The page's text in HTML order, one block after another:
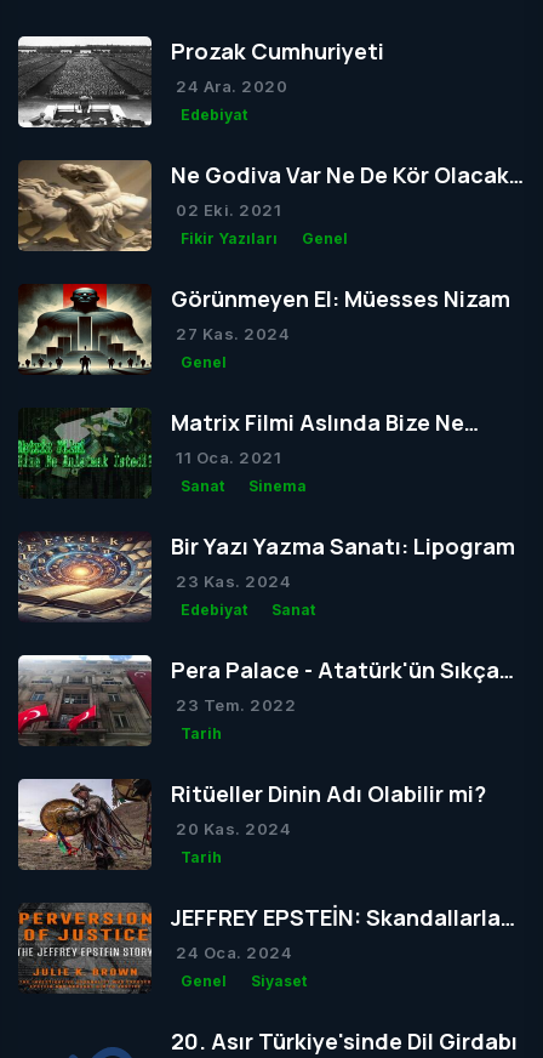
Prozak Cumhuriyeti
24 Ara. 2020
Edebiyat
Ne Godiva Var Ne De Kör Olacak
Tom
02 Eki. 2021
Fikir Yazıları Genel
Görünmeyen El: Müesses Nizam
27 Kas. 2024
Genel
Matrix Filmi Aslında Bize Ne
Anlatmak İstedi?
11 Oca. 2021
Sanat Sinema
Bir Yazı Yazma Sanatı: Lipogram
23 Kas. 2024
Edebiyat Sanat
Pera Palace - Atatürk'ün Sıkça
Konakladığı Otel
23 Tem. 2022
Tarih
Ritüeller Dinin Adı Olabilir mi?
20 Kas. 2024
Tarih
JEFFREY EPSTEİN: Skandallarla
Dolu Bir Hayatın Ardındaki Gizem
24 Oca. 2024
Genel Siyaset
20. Asır Türkiye'sinde Dil Girdabı